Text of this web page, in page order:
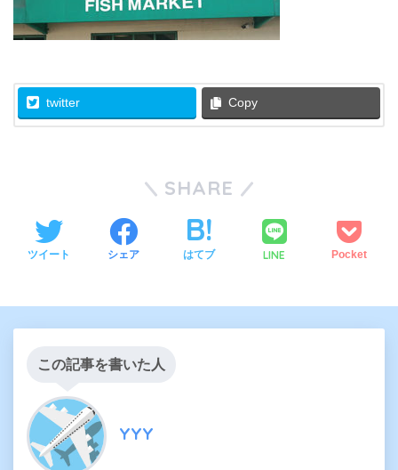
twitter Copy
SHARE
ツイート シェア はてブ LINE Pocket
この記事を書いた人
YYY